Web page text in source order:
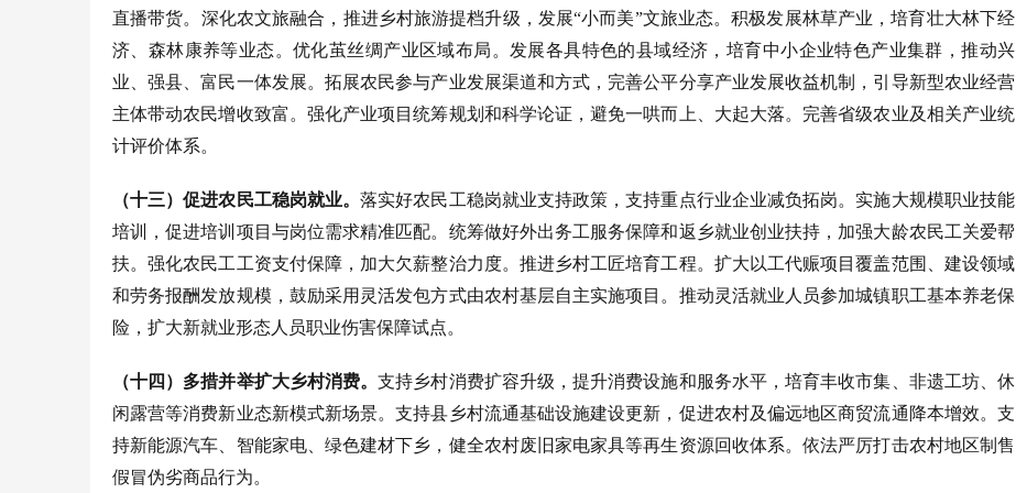
直播带货。深化农文旅融合，推进乡村旅游提档升级，发展“小而美”文旅业态。积极发展林草产业，培育壮大林下经
济、森林康养等业态。优化茧丝绸产业区域布局。发展各具特色的县域经济，培育中小企业特色产业集群，推动兴
业、强县、富民一体发展。拓展农民参与产业发展渠道和方式，完善公平分享产业发展收益机制，引导新型农业经营
主体带动农民增收致富。强化产业项目统筹规划和科学论证，避免一哄而上、大起大落。完善省级农业及相关产业统
计评价体系。
（十三）促进农民工稳岗就业。落实好农民工稳岗就业支持政策，支持重点行业企业减负拓岗。实施大规模职业技能
培训，促进培训项目与岗位需求精准匹配。统筹做好外出务工服务保障和返乡就业创业扶持，加强大龄农民工关爱帮
扶。强化农民工工资支付保障，加大欠薪整治力度。推进乡村工匠培育工程。扩大以工代赈项目覆盖范围、建设领域
和劳务报酬发放规模，鼓励采用灵活发包方式由农村基层自主实施项目。推动灵活就业人员参加城镇职工基本养老保
险，扩大新就业形态人员职业伤害保障试点。
（十四）多措并举扩大乡村消费。支持乡村消费扩容升级，提升消费设施和服务水平，培育丰收市集、非遗工坊、休
闲露营等消费新业态新模式新场景。支持县乡村流通基础设施建设更新，促进农村及偏远地区商贸流通降本增效。支
持新能源汽车、智能家电、绿色建材下乡，健全农村废旧家电家具等再生资源回收体系。依法严厉打击农村地区制售
假冒伪劣商品行为。